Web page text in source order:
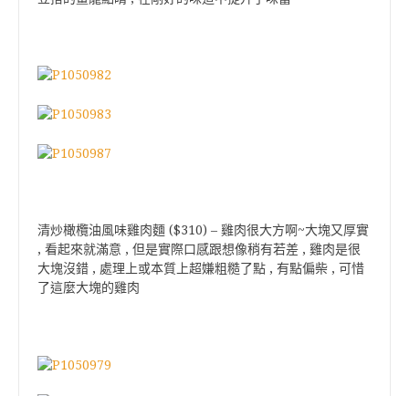
清炒橄欖油風味雞肉麵 ($310) – 雞肉很大方啊~大塊又厚實
, 看起來就滿意 , 但是實際口感跟想像稍有若差 , 雞肉是很
大塊沒錯 , 處理上或本質上超嫌粗糙了點 , 有點偏柴 , 可惜
了這麼大塊的雞肉